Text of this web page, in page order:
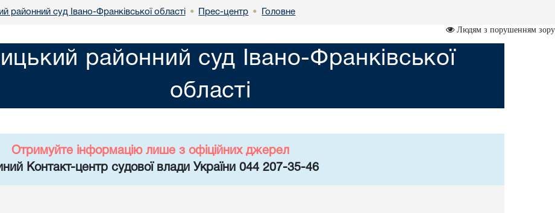
районний суд Івано-Франківської області • Прес-центр • Головне
Людям з порушенням зору
районний суд Івано-Франківської
області
Отримуйте інформацію лише з офіційних джерел
Контакт-центр судової влади України 044 207-35-46